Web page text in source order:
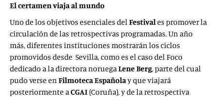
El certamen viaja al mundo
Uno de los objetivos esenciales delFestivales promover la
circulación de las retrospectivas programadas. Un año
más, diferentes instituciones mostrarán los ciclos
promovidos desde Sevilla, como es el caso del Foco
dedicado a la directora noruegaLene Berg, parte del cual
pudo verse enFilmoteca Españolay que viajará
posteriormente aCGAI (Coruña), y de la retrospectiva